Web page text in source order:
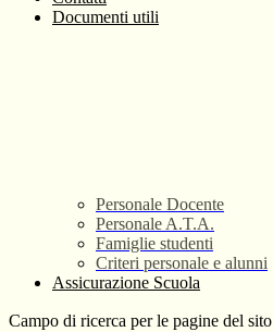
Documenti utili
Personale Docente
Personale A.T.A.
Famiglie studenti
Criteri personale e alunni
Assicurazione Scuola
Campo di ricerca per le pagine del sito